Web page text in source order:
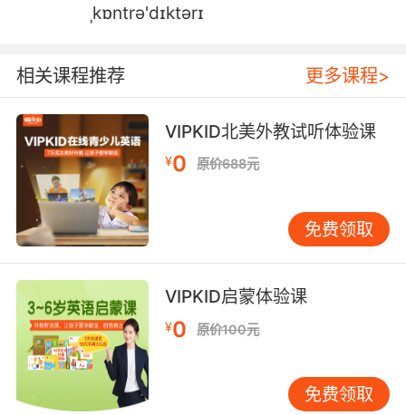
ˌkɒntrə'dɪktərɪ
相关课程推荐 更多课程>
VIPKID北美外教试听体验课
¥0 原价688元
免费领取
VIPKID启蒙体验课
¥0 原价100元
免费领取